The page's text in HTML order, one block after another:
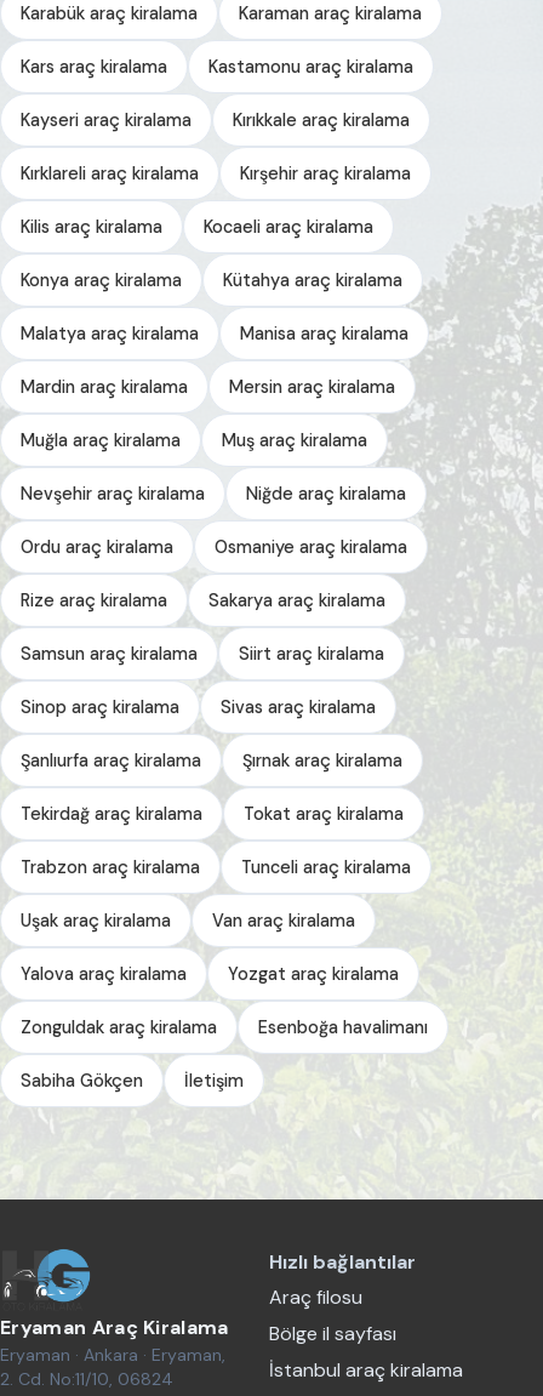
Karabük araç kiralama Karaman araç kiralama
Kars araç kiralama Kastamonu araç kiralama
Kayseri araç kiralama Kırıkkale araç kiralama
Kırklareli araç kiralama Kırşehir araç kiralama
Kilis araç kiralama Kocaeli araç kiralama
Konya araç kiralama Kütahya araç kiralama
Malatya araç kiralama Manisa araç kiralama
Mardin araç kiralama Mersin araç kiralama
Muğla araç kiralama Muş araç kiralama
Nevşehir araç kiralama Niğde araç kiralama
Ordu araç kiralama Osmaniye araç kiralama
Rize araç kiralama Sakarya araç kiralama
Samsun araç kiralama Siirt araç kiralama
Sinop araç kiralama Sivas araç kiralama
Şanlıurfa araç kiralama Şırnak araç kiralama
Tekirdağ araç kiralama Tokat araç kiralama
Trabzon araç kiralama Tunceli araç kiralama
Uşak araç kiralama Van araç kiralama
Yalova araç kiralama Yozgat araç kiralama
Zonguldak araç kiralama Esenboğa havalimanı
Sabiha Gökçen İletişim
Eryaman Araç Kiralama
Eryaman · Ankara · Eryaman,
2. Cd. No:11/10, 06824
Hızlı bağlantılar
Araç filosu
Bölge il sayfası
İstanbul araç kiralama